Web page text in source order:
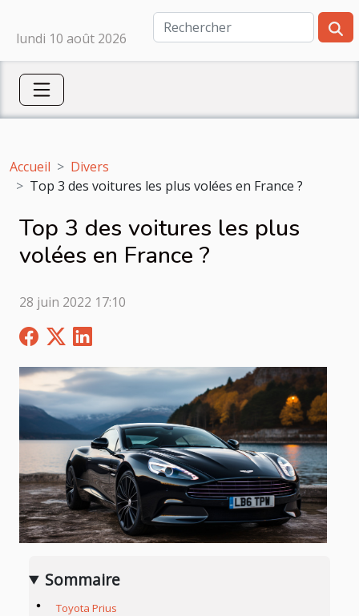
lundi 10 août 2026
Accueil
Divers
Top 3 des voitures les plus volées en France ?
Top 3 des voitures les plus
volées en France ?
28 juin 2022 17:10
Sommaire
Toyota Prius